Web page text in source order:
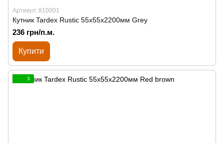
Артикул: 810001
Кутник Tardex Rustic 55х55х2200мм Grey
236 грн/п.м.
Купити
3